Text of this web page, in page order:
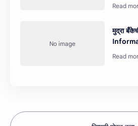
मुद्रा